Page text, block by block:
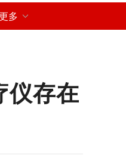
多
仪存在